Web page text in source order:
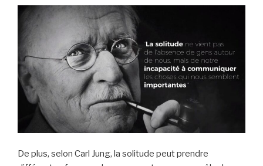
De plus, selon Carl Jung, la solitude peut prendre